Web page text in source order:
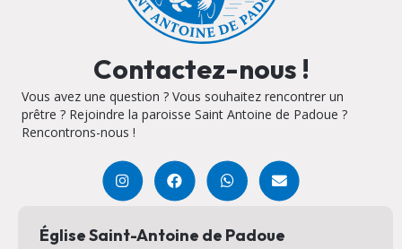
Contactez-nous !
Vous avez une question ? Vous souhaitez rencontrer un
prêtre ? Rejoindre la paroisse Saint Antoine de Padoue ?
Rencontrons-nous !
Église Saint-Antoine de Padoue